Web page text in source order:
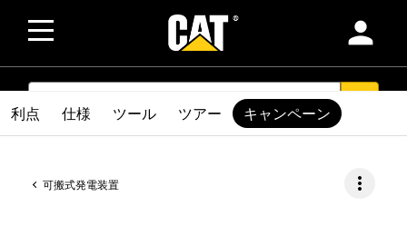
person
SEARCH
可搬式発電装置 more_vert
利点 仕様 ツール ツアー キャンペーン